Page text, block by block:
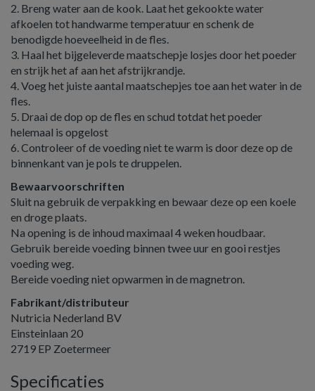
2. Breng water aan de kook. Laat het gekookte water
afkoelen tot handwarme temperatuur en schenk de
benodigde hoeveelheid in de fles.
3. Haal het bijgeleverde maatschepje losjes door het poeder
en strijk het af aan het afstrijkrandje.
4. Voeg het juiste aantal maatschepjes toe aan het water in de
fles.
5. Draai de dop op de fles en schud totdat het poeder
helemaal is opgelost
6. Controleer of de voeding niet te warm is door deze op de
binnenkant van je pols te druppelen.
Bewaarvoorschriften
Sluit na gebruik de verpakking en bewaar deze op een koele
en droge plaats.
Na opening is de inhoud maximaal 4 weken houdbaar.
Gebruik bereide voeding binnen twee uur en gooi restjes
voeding weg.
Bereide voeding niet opwarmen in de magnetron.
Fabrikant/distributeur
Nutricia Nederland BV
Einsteinlaan 20
2719 EP Zoetermeer
Specificaties